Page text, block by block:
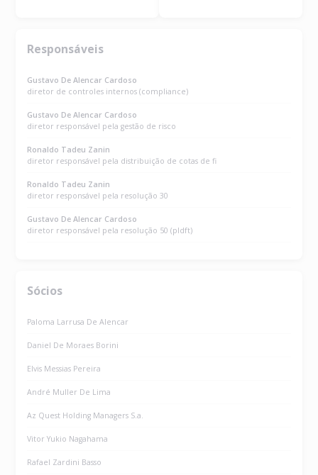
Responsáveis
Gustavo De Alencar Cardoso
diretor de controles internos (compliance)
Gustavo De Alencar Cardoso
diretor responsável pela gestão de risco
Ronaldo Tadeu Zanin
diretor responsável pela distribuição de cotas de fi
Ronaldo Tadeu Zanin
diretor responsável pela resolução 30
Gustavo De Alencar Cardoso
diretor responsável pela resolução 50 (pldft)
Sócios
Paloma Larrusa De Alencar
Daniel De Moraes Borini
Elvis Messias Pereira
André Muller De Lima
Az Quest Holding Managers S.a.
Vitor Yukio Nagahama
Rafael Zardini Basso